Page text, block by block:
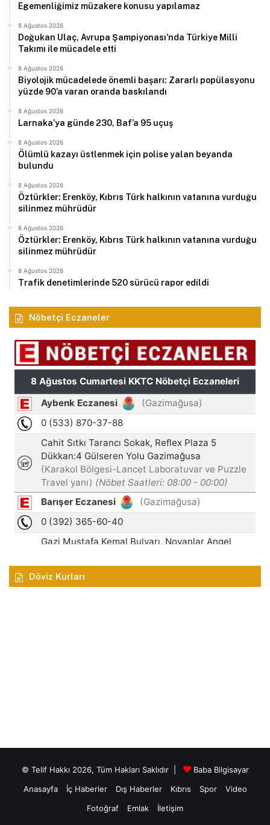
Egemenliğimiz müzakere konusu yapılamaz
8 Ağustos 2026
Doğukan Ulaç, Avrupa Şampiyonası’nda Türkiye Milli
Takımı ile mücadele etti
8 Ağustos 2026
Biyolojik mücadelede önemli başarı: Zararlı popülasyonu
yüzde 90’a varan oranda baskılandı
8 Ağustos 2026
Larnaka’ya günde 230, Baf’a 95 uçuş
8 Ağustos 2026
Ölümlü kazayı üstlenmek için polise yalan beyanda
bulundu
8 Ağustos 2026
Öztürkler: Erenköy, Kıbrıs Türk halkının vatanına vurduğu
silinmez mührüdür
8 Ağustos 2026
Öztürkler: Erenköy, Kıbrıs Türk halkının vatanına vurduğu
silinmez mührüdür
8 Ağustos 2026
Trafik denetimlerinde 520 sürücü rapor edildi
Nöbetçi Eczaneler
Döviz Kurları
© Telif Hakkı 2026, Tüm Hakları Saklıdır |
Baba Bilgisayar
Anasayfa
İç Haberler Dış Haberler Kıbrıs Spor
Video
Fotoğraf
Emlak İletişim